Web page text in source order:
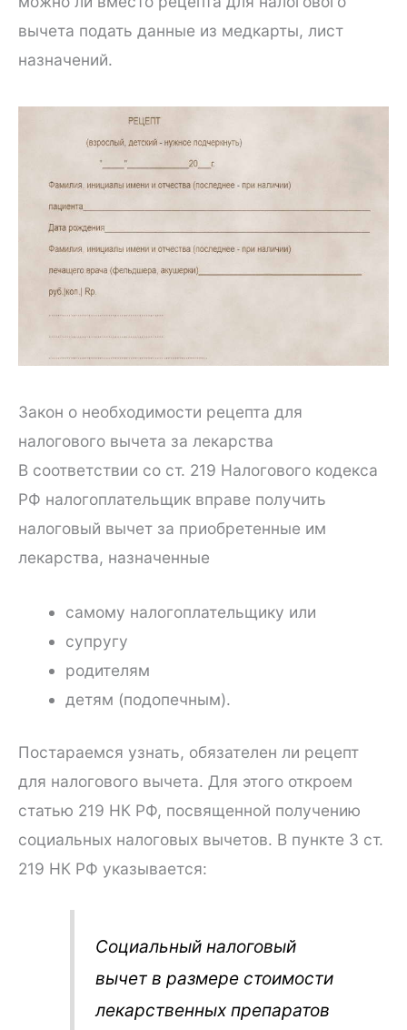
вычета подать данные из медкарты, лист
назначений.
Закон о необходимости рецепта для
налогового вычета за лекарства
В соответствии со ст. 219 Налогового кодекса
РФ налогоплательщик вправе получить
налоговый вычет за приобретенные им
лекарства, назначенные
самому налогоплательщику или
супругу
родителям
детям (подопечным).
Постараемся узнать, обязателен ли рецепт
для налогового вычета. Для этого откроем
статью 219 НК РФ, посвященной получению
социальных налоговых вычетов. В пункте 3 ст.
219 НК РФ указывается:
Социальный налоговый
вычет в размере стоимости
лекарственных препаратов